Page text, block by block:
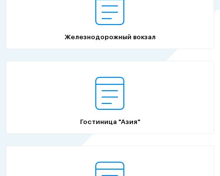
Железнодорожный вокзал
Гостиница "Азия"